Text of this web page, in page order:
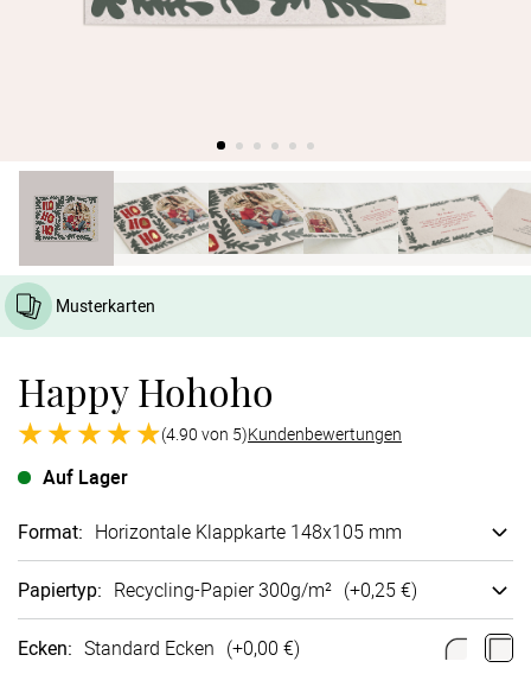
Musterkarten
Happy Hohoho
(4.90 von 5)Kundenbewertungen
Auf Lager
Format: Ho­ri­zon­tale Klappkarte 148x105 mm
Papiertyp: Recycling-Papier 300g/m² (+0,25 €)
Ecken: Standard Ecken (+0,00 €)